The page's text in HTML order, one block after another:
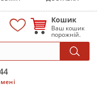
Кошик
Ваш кошик
порожній.